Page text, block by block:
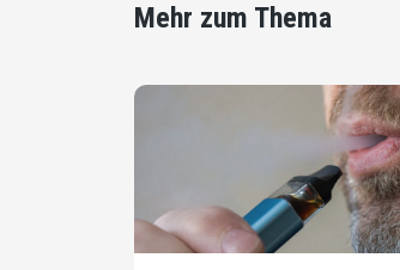
Mehr zum Thema